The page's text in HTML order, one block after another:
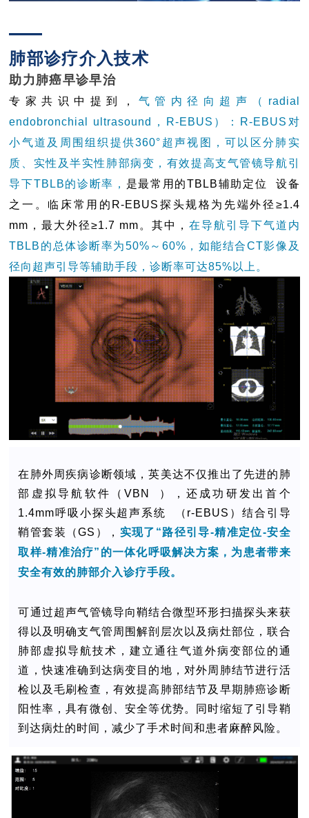
—
肺部诊疗介入技术
助力肺癌早诊早治
专家共识中提到， 气管内径向超声（radial
endobronchial ultrasound，R-EBUS）：R-EBUS对
小气道及周围组织提供360°超声视图，可以区分肺实
质、实性及半实性肺部病变，有效提高支气管镜导航引
导下TBLB的诊断率， 是最常用的TBLB辅助定位
设备
之一。临床常用的R-EBUS探头规格为先端外径≥1.4
mm，最大外径≥1.7 mm。其中， 在导航引导下气道内
TBLB的总体诊断率为50%～60%，如能结合CT影像及
径向超声引导等辅助手段，诊断率可达85%以上。
在肺外周疾病诊断领域，英美达不仅推出了先进的肺
部虚拟导航软件（VBN
），还成功研发出首个
1.4mm呼吸小探头超声系统
（r-EBUS）结合引导
鞘管套装（GS）， 实现了“路径引导-精准定位-安全
取样-精准治疗”的一体化呼吸解决方案，为患者带来
安全有效的肺部介入诊疗手段。
可通过超声气管镜导向鞘结合微型环形扫描探头来获
得以及明确支气管周围解剖层次以及病灶部位，联合
肺部虚拟导航技术，建立通往气道外病变部位的通
道，快速准确到达病变目的地，对外周肺结节进行活
检以及毛刷检查，有效提高肺部结节及早期肺癌诊断
阳性率，具有微创、安全等优势。同时缩短了引导鞘
到达病灶的时间，减少了手术时间和患者麻醉风险。